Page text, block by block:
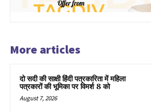
More articles
दो सदी की साक्षी हिंदी पत्रकारिता में महिला
पत्रकारों की भूमिका पर विमर्श 8 को
August 7, 2026